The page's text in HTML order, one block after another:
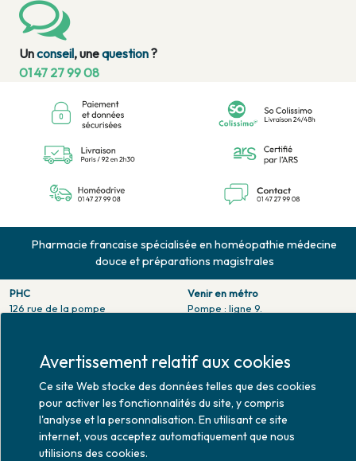
Unconseil, unequestion?
01 47 27 99 08
Pharmacie francaise spécialisée en homéopathie médecine
douce et préparations magistrales
PHC
126 rue de la pompe
Fax. 01 47 55 03 61
Horaires d'ouverture
Lundi : 10h30 - 20h00
Mardi au vendredi : 9h00 -
20h00
Samedi : 9h30 - 20h00
Venir en métro
Pompe : ligne 9.
Venir en bus
Jean Monet : ligne 52.
Avertissement relatif aux cookies
Ce site Web stocke des données telles que des cookies
pour activer les fonctionnalités du site, y compris
l'analyse et la personnalisation. En utilisant ce site
internet, vous acceptez automatiquement que nous
utilisions des cookies.